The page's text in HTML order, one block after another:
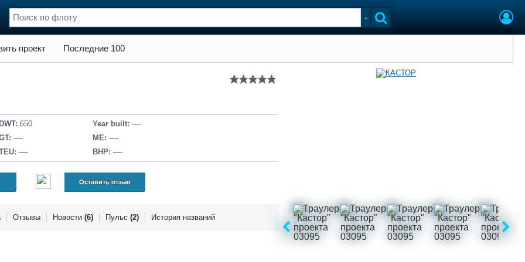
Флот
Все службы
проект Последние 100
DWT: 650
----
----
Year built: ----
ME: ----
BHP: ----
Оставить отзыв
Отзывы Новости (6) Пульс (2) История названий